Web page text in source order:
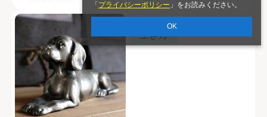
「 プライバシーポリシー 」をお読みください。
OK
生き方